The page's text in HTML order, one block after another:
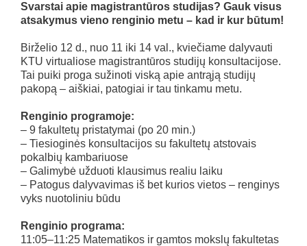
Svarstai apie magistrantūros studijas? Gauk visus
atsakymus vieno renginio metu – kad ir kur būtum!
Birželio 12 d., nuo 11 iki 14 val., kviečiame dalyvauti
KTU virtualiose magistrantūros studijų konsultacijose.
Tai puiki proga sužinoti viską apie antrąją studijų
pakopą – aiškiai, patogiai ir tau tinkamu metu.
Renginio programoje:
– 9 fakultetų pristatymai (po 20 min.)
– Tiesioginės konsultacijos su fakultetų atstovais
pokalbių kambariuose
– Galimybė užduoti klausimus realiu laiku
– Patogus dalyvavimas iš bet kurios vietos – renginys
vyks nuotoliniu būdu
Renginio programa:
11:05–11:25 Matematikos ir gamtos mokslų fakultetas